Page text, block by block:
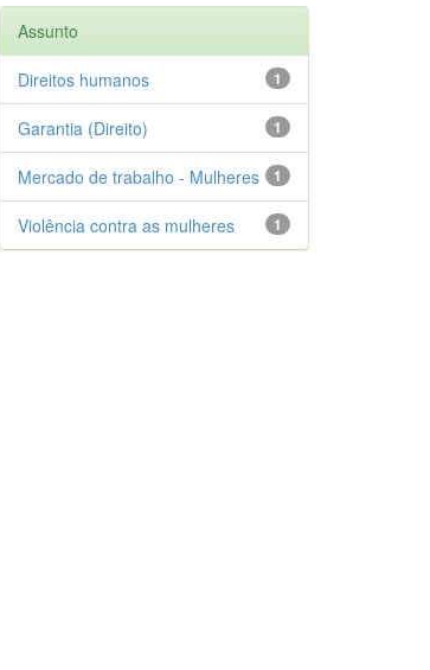
Assunto
1
Direitos humanos
1
Garantia (Direito)
1
Mercado de trabalho - Mulheres
1
Violência contra as mulheres